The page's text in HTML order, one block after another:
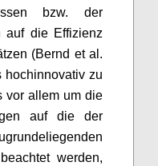
bzw. der
auf die Effizienz
(Bernd et al.
hochinnovativ zu
vor allem um die
auf die der
werden,